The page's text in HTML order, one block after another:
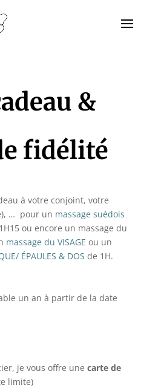
&
fidélité
à votre conjoint, votre
… pour un massage suédois
ou encore un massage du
massage du VISAGE ou un
ÉPAULES & DOS de 1H.
un an à partir de la date
je vous offre une carte de
limite)